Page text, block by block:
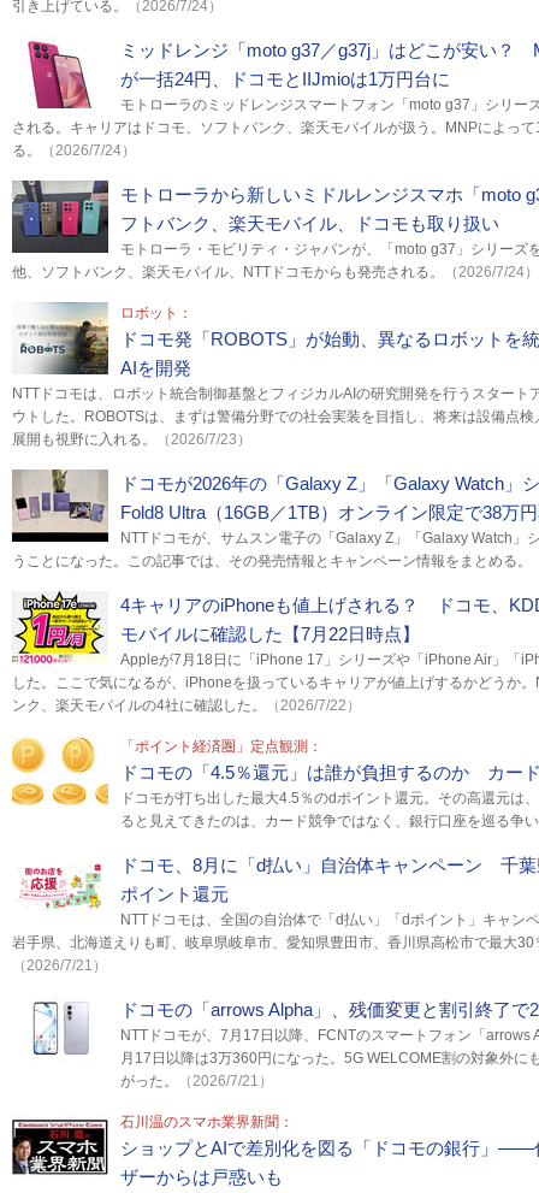
引き上げている。 （2026/7/24）
ミッドレンジ「moto g37／g37j」はどこが安い？
が一括24円、ドコモとIIJmioは1万円台に
モトローラのミッドレンジスマートフォン「moto g37」シリー
される。キャリアはドコモ、ソフトバンク、楽天モバイルが扱う。MNPによっ
る。
（2026/7/24）
モトローラから新しいミドルレンジスマホ「moto
フトバンク、楽天モバイル、ドコモも取り扱い
モトローラ・モビリティ・ジャパンが、「moto g37」シリーズ
他、ソフトバンク、楽天モバイル、NTTドコモからも発売される。
（2026/7/24）
ロボット：
ドコモ発「ROBOTS」が始動、異なるロボットを
AIを開発
NTTドコモは、ロボット統合制御基盤とフィジカルAIの研究開発を行うスタート
ウトした。ROBOTSは、まずは警備分野での社会実装を目指し、将来は設備点
展開も視野に入れる。
（2026/7/23）
ドコモが2026年の「Galaxy Z」「Galaxy Watch
Fold8 Ultra（16GB／1TB）オンライン限定で38万
NTTドコモが、サムスン電子の「Galaxy Z」「Galaxy Watch」
うことになった。この記事では、その発売情報とキャンペーン情報をまとめる。
4キャリアのiPhoneも値上げされる？ ドコモ、
モバイルに確認した【7月22日時点】
Appleが7月18日に「iPhone 17」シリーズや「iPhone Air」「
した。ここで気になるが、iPhoneを扱っているキャリアが値上げするかどうか
ンク、楽天モバイルの4社に確認した。
（2026/7/22）
「ポイント経済圏」定点観測：
ドコモの「4.5％還元」は誰が負担するのか カー
ドコモが打ち出した最大4.5％のdポイント還元。その高還元は
ると見えてきたのは、カード競争ではなく、銀行口座を巡る争
ドコモ、8月に「d払い」自治体キャンペーン 千
ポイント還元
NTTドコモは、全国の自治体で「d払い」「dポイント」キャン
岩手県、北海道えりも町、岐阜県岐阜市、愛知県豊田市、香川県高松市で最大
（2026/7/21）
ドコモの「arrows Alpha」、残価変更と割引終了
NTTドコモが、7月17日以降、FCNTのスマートフォン「arrows
月17日以降は3万360円になった。5G WELCOME割の対象外に
がった。
（2026/7/21）
石川温のスマホ業界新聞：
ショップとAIで差別化を図る「ドコモの銀行」――
ザーからは戸惑いも